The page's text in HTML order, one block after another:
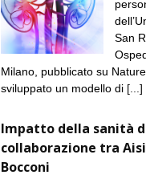
San
Milano, pubblicato su
sviluppato un modello di [...]
Impatto della sanità
collaborazione tra
Bocconi